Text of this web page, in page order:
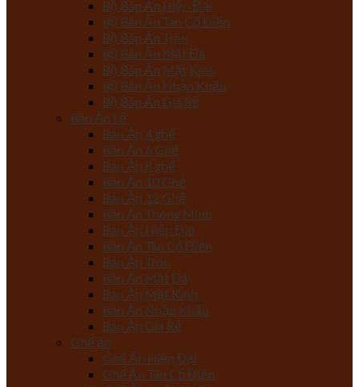
Bộ Bàn Ăn Hiện Đại
Bộ Bàn Ăn Tân Cổ Điển
Bộ Bàn Ăn Tròn
Bộ Bàn Ăn Mặt Đá
Bộ Bàn Ăn Mặt Kính
Bộ Bàn Ăn Nhập Khẩu
Bộ Bàn Ăn Giá Rẻ
Bàn Ăn Lẻ
Bàn Ăn 4 ghế
Bàn Ăn 6 Ghế
Bàn Ăn 8 ghế
Bàn Ăn 10 Ghế
Bàn Ăn 12 Ghế
Bàn Ăn Thông Minh
Bàn Ăn Hiện Đại
Bàn Ăn Tân Cổ Điển
Bàn Ăn Tròn
Bàn Ăn Mặt Đá
Bàn Ăn Mặt Kính
Bàn Ăn Nhập Khẩu
Bàn Ăn Giá Rẻ
Ghế ăn
Ghế Ăn Hiện Đại
Ghế Ăn Tân Cổ Điển